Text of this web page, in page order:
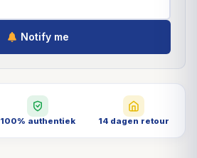
Notify me
100% authentiek 14 dagen retour